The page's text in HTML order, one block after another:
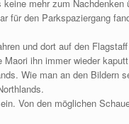
mehr zum Nachdenken
für den Parkspaziergang
und dort auf den
ihn immer wieder
Wie man an den Bildern
Von den möglichen